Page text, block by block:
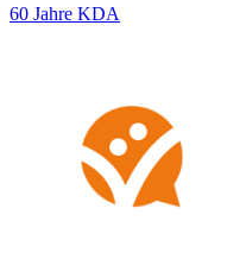
60 Jahre KDA